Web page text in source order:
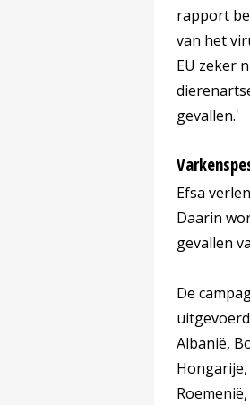
rapport
van het
EU zeker
gevallen.'
Efsa
Daarin
gevallen
De
Albanië,